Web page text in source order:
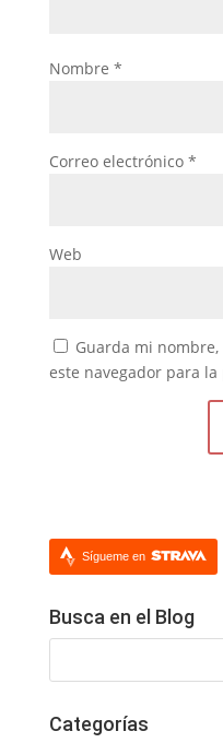
Nombre *
Correo electrónico *
Web
Guarda mi
este navegador para
Sígueme en
Busca en el Blog
Categorías